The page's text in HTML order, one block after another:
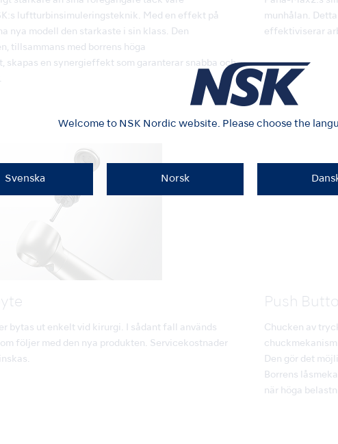
Welcome to NSK Nordic website. Please choose the
Svenska Norsk
luftturbinsimuleringsteknik. Med en effekt på
nya modell den starkaste i sin klass. Den
tillsammans med borrens höga
skapas en synergieffekt som garanterar snabba och
munhålan.
effektiviserar
bytas ut enkelt vid kirurgi. I sådant fall används
följer med den nya produkten. Servicekostnader
Push
Chucken av
Den gör det
Borrens
när höga